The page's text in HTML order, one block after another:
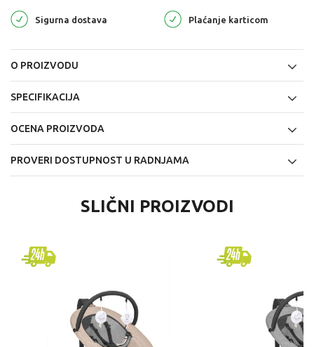
Sigurna dostava Plaćanje karticom
O PROIZVODU
SPECIFIKACIJA
OCENA PROIZVODA
PROVERI DOSTUPNOST U RADNJAMA
SLIČNI PROIZVODI